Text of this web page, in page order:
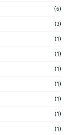
(6)
(3)
(1)
(1)
(1)
(1)
(1)
(1)
(1)